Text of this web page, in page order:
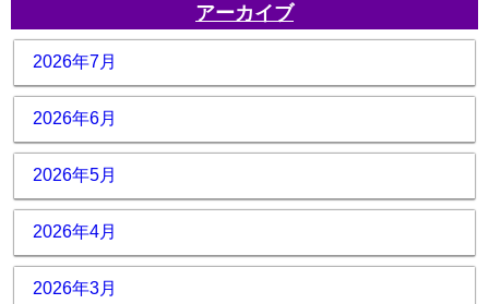
アーカイブ
2026年7月
2026年6月
2026年5月
2026年4月
2026年3月